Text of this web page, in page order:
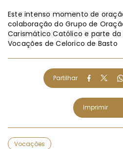
Este intenso momento de
colaboração do Grupo de
Carismático Católico e parte da
Vocações de Celorico de Basto
Partilhar
Imprimir
Vocações